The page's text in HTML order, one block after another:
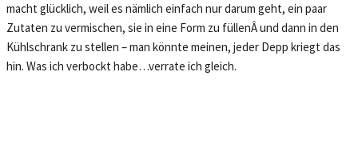
macht glücklich, weil es nämlich einfach nur darum geht, ein paar
Zutaten zu vermischen, sie in eine Form zu füllenÂ und dann in den
Kühlschrank zu stellen – man könnte meinen, jeder Depp kriegt das
hin. Was ich verbockt habe…verrate ich gleich.